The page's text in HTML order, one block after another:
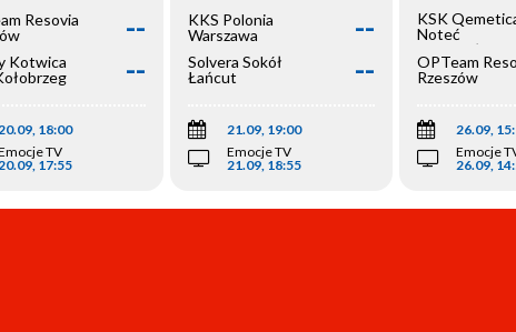
Resovia
--
Kotwica
--
20.09, 18:00
TV
20.09, 17:55
KKS Polonia
Warszawa
--
Solvera Sokół
Łańcut
--
21.09, 19:00
Emocje TV
21.09, 18:55
KSK
Noteć
Inowrocław
OPTeam
Rzeszów
26.09,
Emocje
26.09,